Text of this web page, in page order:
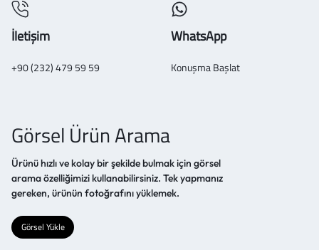
İletişim
+90 (232) 479 59 59
WhatsApp
Konuşma Başlat
Görsel Ürün Arama
Ürünü hızlı ve kolay bir şekilde bulmak için görsel
arama özelliğimizi kullanabilirsiniz. Tek yapmanız
gereken, ürünün fotoğrafını yüklemek.
Görsel Yükle